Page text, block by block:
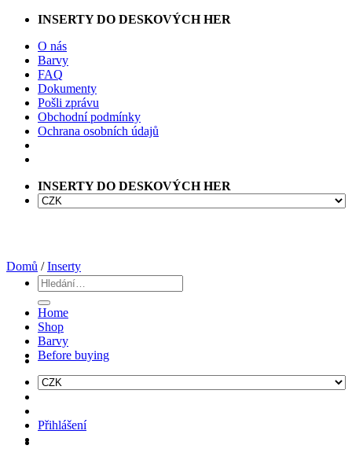
Přeskočit
obsah
INSERTY DO DESKOVÝCH HER
O nás
Barvy
FAQ
Dokumenty
Pošli zprávu
Obchodní podmínky
Ochrana osobních údajů
INSERTY DO DESKOVÝCH HER
Hledat:
Home
Shop
Barvy
Before buying
Přihlášení
Domů / Inserty